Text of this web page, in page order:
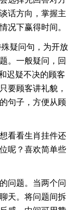
话方向，掌握主
况下赢得时间。
疑问句，为开放
。一般疑问，回
迟疑不决的顾客
要顾客讲礼貌，
句子，方便从顾
看看生肖挂件还
呢？喜欢简单些
问题。当两个问
天。将问题间拆